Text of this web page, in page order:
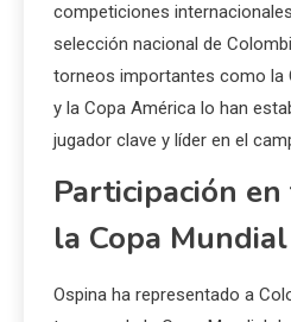
competiciones
selección nacional de
torneos importantes como la
y la Copa América lo han
jugador clave y líder en el
Participación
la Copa
Ospina ha representado a